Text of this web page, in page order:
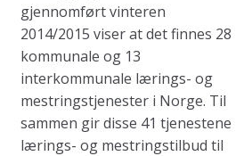
gjennomført vinteren
2014/2015 viser at det finnes 28
kommunale og 13
interkommunale lærings- og
mestringstjenester i Norge. Til
sammen gir disse 41 tjenestene
lærings- og mestringstilbud til